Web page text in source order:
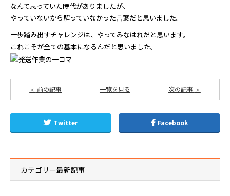
なんて思っていた時代がありましたが、
やっていないから解っていなかった言葉だと思いました。
一歩踏み出すチャレンジは、やってみなはれだと思います。
これこそが全ての基本になるんだと思いました。
前の記事 次の記事
一覧を見る
Twitter Facebook
カテゴリー最新記事